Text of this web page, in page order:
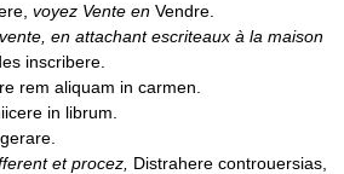
voyez Vente en Vendre.
en attachant escriteaux à la maison
inscribere.
rem aliquam in carmen.
in librum.
et procez, Distrahere controuersias,